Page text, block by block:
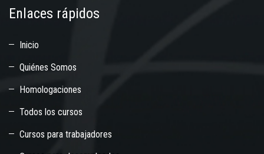
Enlaces rápidos
Inicio
Quiénes Somos
Homologaciones
Todos los cursos
Cursos para trabajadores